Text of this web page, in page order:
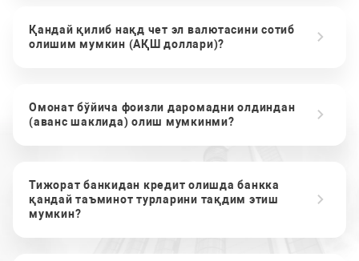
Қандай қилиб нақд чет эл валютасини сотиб
олишим мумкин (АҚШ доллари)?
Омонат бўйича фоизли даромадни олдиндан
(аванс шаклида) олиш мумкинми?
Тижорат банкидан кредит олишда банкка
қандай таъминот турларини тақдим этиш
мумкин?